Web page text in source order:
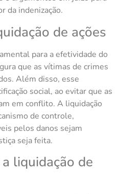
da indenização.
de ações
para a efetividade do
que as vítimas de crimes
Além disso, esse
social, ao evitar que as
em conflito. A liquidação
de controle,
pelos danos sejam
seja feita.
liquidação de